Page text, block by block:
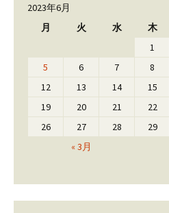
2023年6月
月
火 水 木
« 3月
1
5
6 7 8
12
13 14 15
19
20 21 22
26
27 28 29